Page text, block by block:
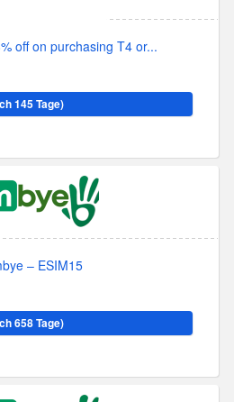
off on purchasing T4 or...
145 Tage)
– ESIM15
658 Tage)